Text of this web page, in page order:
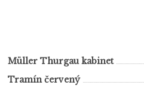
Müller Thurgau kabinet
Tramín červený